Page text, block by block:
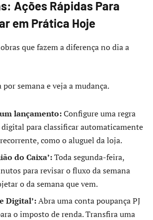
Ações Rápidas Para
em Prática Hoje
que fazem a diferença no dia a
semana e veja a mudança.
lançamento:Configure uma regra
digital para classificar automaticamente
como o aluguel da loja.
do Caixa’:Toda segunda-feira,
para revisar o fluxo da semana
o da semana que vem.
Digital’:Abra uma conta poupança PJ
o imposto de renda. Transfira uma